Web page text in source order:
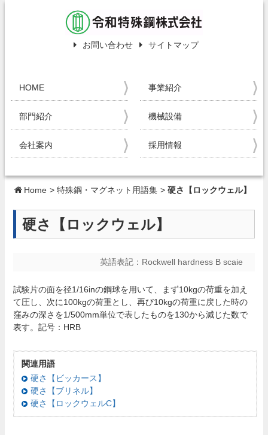
お問い合わせ サイトマップ
HOME 事業紹介
部門紹介 機械設備
会社案内 採用情報
Home > 特殊鋼・マグネット用語集 > 硬さ【ロックウェル】
硬さ【ロックウェル】
英語表記： Rockwell hardness B scaie
試験片の面を径1/16inの鋼球を用いて、まず10kgの荷重を加え
て圧し、次に100kgの荷重とし、再び10kgの荷重に戻した時の
窪みの深さを1/500mm単位で表したものを130から減じた数で
表す。記号：HRB
関連用語
硬さ【ビッカース】
硬さ【ブリネル】
硬さ【ロックウェルC】